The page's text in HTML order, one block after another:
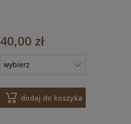
40,00 zł
dodaj do koszyka